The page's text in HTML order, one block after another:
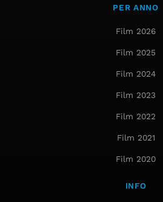
PER ANNO
Film 2026
Film 2025
Film 2024
Film 2023
Film 2022
Film 2021
Film 2020
INFO